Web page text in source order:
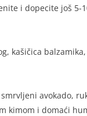
i dopecite još 5-
kašičica
avokado,
kimom i domaći